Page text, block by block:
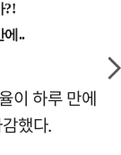
이 하루 만에
했다.